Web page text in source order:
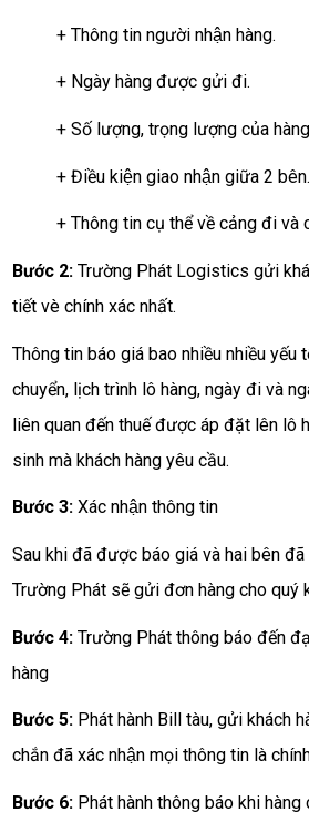
+ Thông tin người nhận hàng.
+ Ngày hàng được gửi đi.
+ Số lượng, trọng lượng của
+ Điều kiện giao nhận giữa 2 bên.
+ Thông tin cụ thể về cảng đi và
Bước 2: Trường Phát Logistics gửi
tiết vè chính xác nhất.
Thông tin báo giá bao nhiều nhiều yếu
chuyển, lịch trình lô hàng, ngày đi và
liên quan đến thuế được áp đặt lên lô
sinh mà khách hàng yêu cầu.
Bước 3: Xác nhận thông tin
Sau khi đã được báo giá và hai bên
Trường Phát sẽ gửi đơn hàng cho quý
Bước 4:Trường Phát thông báo đến
hàng
Bước 5: Phát hành Bill tàu, gửi khách
chắn đã xác nhận mọi thông tin là
Bước 6: Phát hành thông báo khi hàng